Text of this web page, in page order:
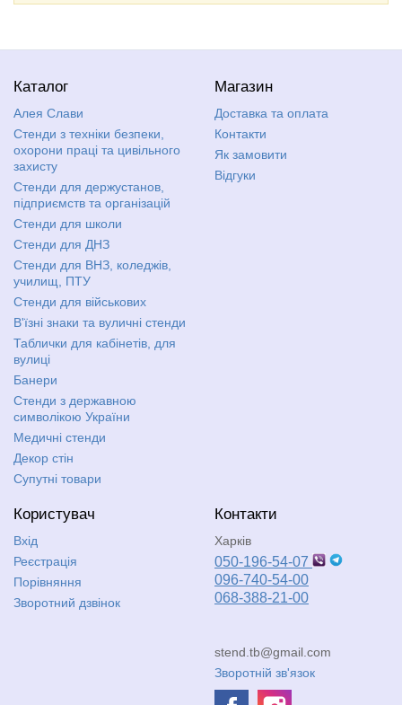
Каталог
Алея Слави
Стенди з техніки безпеки,
охорони праці та цивільного
захисту
Стенди для держустанов,
підприємств та організацій
Стенди для школи
Стенди для ДНЗ
Стенди для ВНЗ, коледжів,
училищ, ПТУ
Стенди для військових
В'їзні знаки та вуличні стенди
Таблички для кабінетів, для
вулиці
Банери
Стенди з державною
символікою України
Медичні стенди
Декор стін
Супутні товари
Магазин
Доставка та оплата
Контакти
Як замовити
Відгуки
Користувач
Вхід
Реєстрація
Порівняння
Зворотний дзвінок
Контакти
Харків
050-196-54-07
096-740-54-00
068-388-21-00
stend.tb@gmail.com
Зворотній зв'язок